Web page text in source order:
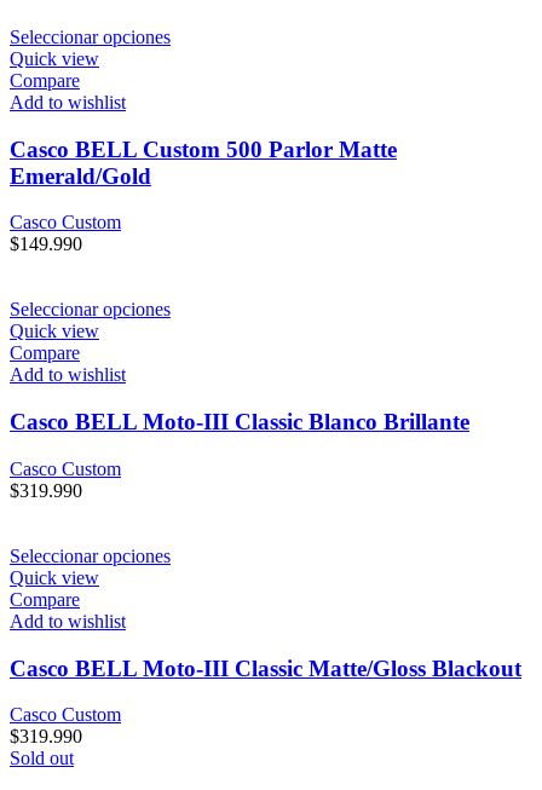
Seleccionar opciones
Quick view
Compare
Add to wishlist
Casco BELL Custom 500 Parlor Matte
Emerald/Gold
Casco Custom
$149.990
Seleccionar opciones
Quick view
Compare
Add to wishlist
Casco BELL Moto-III Classic Blanco Brillante
Casco Custom
$319.990
Seleccionar opciones
Quick view
Compare
Add to wishlist
Casco BELL Moto-III Classic Matte/Gloss Blackout
Casco Custom
$319.990
Sold out